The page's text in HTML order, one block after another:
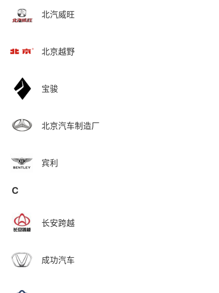
北汽威旺
北京越野
宝骏
北京汽车制造厂
宾利
C
长安跨越
成功汽车